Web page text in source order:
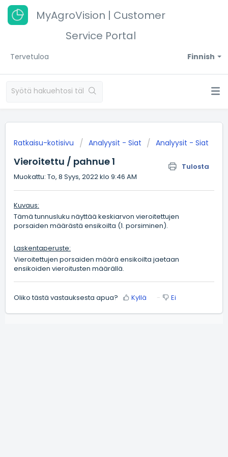
MyAgroVision | Customer
Service Portal
Finnish
Tervetuloa
Ratkaisu-kotisivu Analyysit - Siat Analyysit - Siat
Vieroitettu / pahnue 1
Tulosta
Muokattu: To, 8 Syys, 2022 klo 9:46 AM
Kuvaus:
Tämä tunnusluku näyttää keskiarvon vieroitettujen
porsaiden määrästä ensikoilta (1. porsiminen).
Laskentaperuste:
Vieroitettujen porsaiden määrä ensikoilta jaetaan
ensikoiden vieroitusten määrällä.
Oliko tästä vastauksesta apua? Kyllä Ei